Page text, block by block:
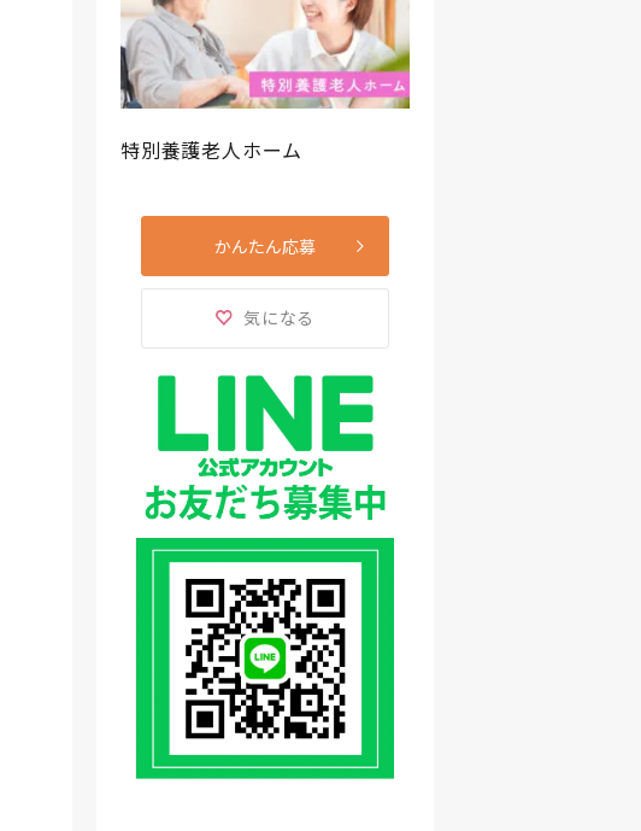
特別養護老人ホーム
かんたん応募
気になる